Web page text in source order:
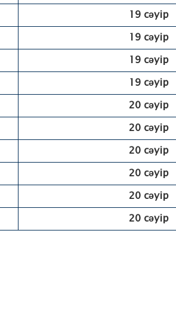
19 сәуір
19 сәуір
19 сәуір
19 сәуір
20 сәуір
20 сәуір
20 сәуір
20 сәуір
20 сәуір
20 сәуір